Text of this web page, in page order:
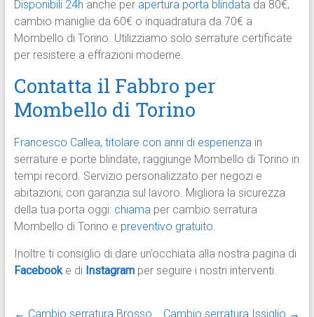
Disponibili 24h anche per apertura porta blindatada 80€,
cambio maniglie da 60€ o inquadratura da 70€ a
Mombello di Torino. Utilizziamo solo serrature certificate
per resistere a effrazioni moderne.
Contatta il Fabbro per
Mombello di Torino
Francesco Callea, titolare con anni di esperienzain
serrature e porte blindate, raggiunge Mombello di Torino in
tempi record. Servizio personalizzato per negozi e
abitazioni, con garanzia sul lavoro. Migliora la sicurezza
della tua porta oggi: chiamaper cambio serratura
Mombello di Torino e preventivo gratuito.
Inoltre ti consiglio di dare un’occhiata alla nostra pagina di
Facebook e di Instagram per seguire i nostri interventi.
← Cambio serratura Brosso Cambio serratura Issiglio →